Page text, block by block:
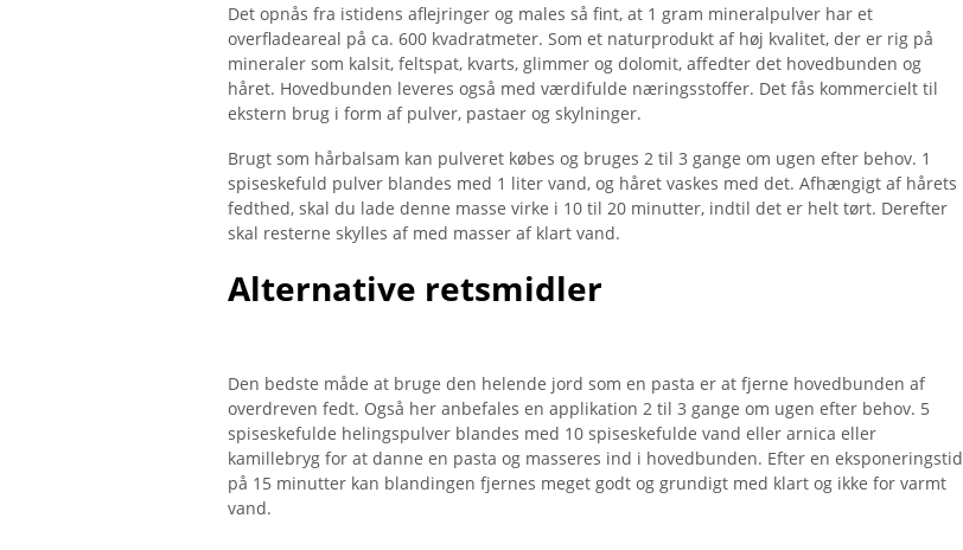
Det opnås fra istidens aflejringer og males så fint, at 1 gram mineralpulver har et
overfladeareal på ca. 600 kvadratmeter. Som et naturprodukt af høj kvalitet, der er rig på
mineraler som kalsit, feltspat, kvarts, glimmer og dolomit, affedter det hovedbunden og
håret. Hovedbunden leveres også med værdifulde næringsstoffer. Det fås kommercielt til
ekstern brug i form af pulver, pastaer og skylninger.
Brugt som hårbalsam kan pulveret købes og bruges 2 til 3 gange om ugen efter behov. 1
spiseskefuld pulver blandes med 1 liter vand, og håret vaskes med det. Afhængigt af hårets
fedthed, skal du lade denne masse virke i 10 til 20 minutter, indtil det er helt tørt. Derefter
skal resterne skylles af med masser af klart vand.
Alternative retsmidler
Den bedste måde at bruge den helende jord som en pasta er at fjerne hovedbunden af ​​
overdreven fedt. Også her anbefales en applikation 2 til 3 gange om ugen efter behov. 5
spiseskefulde helingspulver blandes med 10 spiseskefulde vand eller arnica eller
kamillebryg for at danne en pasta og masseres ind i hovedbunden. Efter en eksponeringstid
på 15 minutter kan blandingen fjernes meget godt og grundigt med klart og ikke for varmt
vand.